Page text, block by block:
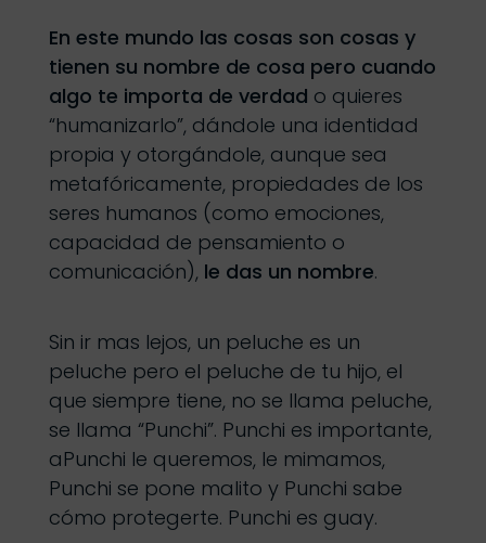
En este mundo las cosas son cosas y
tienen su nombre de cosa pero cuando
algo te importa de verdad o quieres
“humanizarlo”, dándole una identidad
propia y otorgándole, aunque sea
metafóricamente, propiedades de los
seres humanos (como emociones,
capacidad de pensamiento o
comunicación), le das un nombre.
Sin ir mas lejos, un peluche es un
peluche pero el peluche de tu hijo, el
que siempre tiene, no se llama peluche,
se llama “Punchi”. Punchi es importante,
aPunchi le queremos, le mimamos,
Punchi se pone malito y Punchi sabe
cómo protegerte. Punchi es guay.